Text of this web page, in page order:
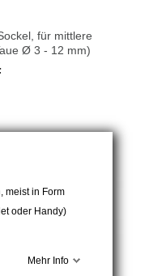
für mittlere
Ø 3 - 12 mm)
meist in Form
oder Handy)
Mehr Info